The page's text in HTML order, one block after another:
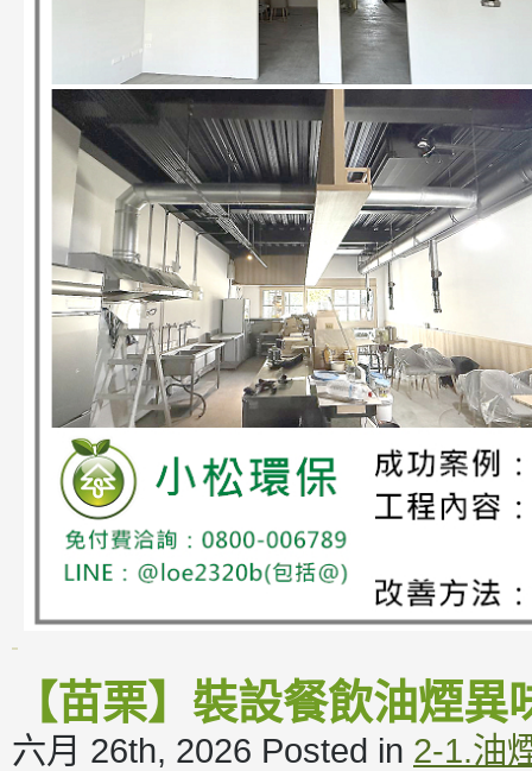
【苗栗】裝設餐飲油煙
六月 26th, 2026 Posted in 2-1.油